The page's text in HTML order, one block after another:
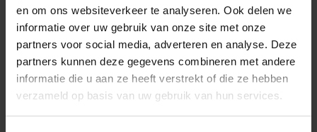
en om ons websiteverkeer te analyseren. Ook delen we
informatie over uw gebruik van onze site met onze
partners voor social media, adverteren en analyse. Deze
partners kunnen deze gegevens combineren met andere
informatie die u aan ze heeft verstrekt of die ze hebben
verzameld op basis van uw gebruik van hun services.